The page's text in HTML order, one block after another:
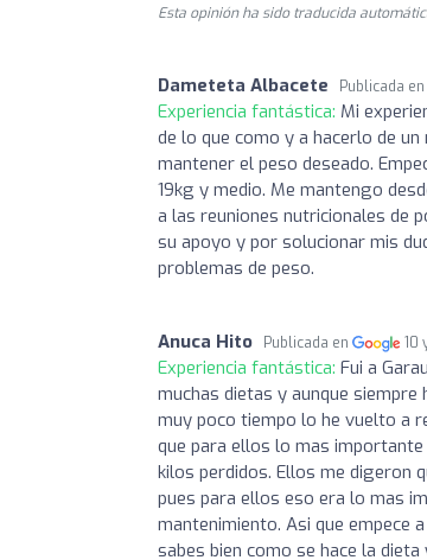
Esta opinión ha sido traducida
Dameteta Albacete Publicada en
Experiencia fantástica: Mi
de lo que como y a hacerlo de
mantener el peso deseado.
19kg y medio. Me mantengo
a las reuniones nutricionales de
su apoyo y por solucionar mis
problemas de peso.
Anuca Hito Publicada en 10
Experiencia fantástica: Fui a
muchas dietas y aunque
muy poco tiempo lo he vuelto a
que para ellos lo mas
kilos perdidos. Ellos me digeron
pues para ellos eso era lo mas
mantenimiento. Asi que empece
sabes bien como se hace la